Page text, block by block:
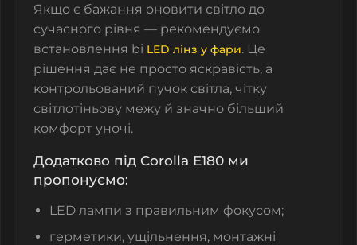
Якщо є бажання оновити світло до
сучасного рівня — рекомендуємо
встановлення bi LED лінз у фари. Це
рішення дає не просто яскравість, а
контрольований пучок світла, чітку
світлотіньову межу й значно більший
комфорт уночі.
Додатково під Corolla E180 ми
пропонуємо:
LED лампи з правильним фокусом;
герметики, ущільнення, монтажні